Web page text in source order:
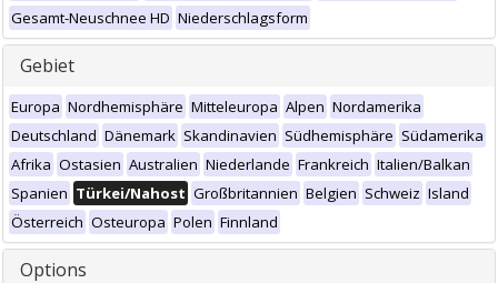
Gesamt-Neuschnee HD Niederschlagsform
Gebiet
Europa Nordhemisphäre Mitteleuropa Alpen Nordamerika
Deutschland Dänemark Skandinavien Südhemisphäre Südamerika
Afrika Ostasien Australien Niederlande Frankreich Italien/Balkan
Spanien Türkei/Nahost Großbritannien Belgien Schweiz Island
Österreich Osteuropa Polen Finnland
Options